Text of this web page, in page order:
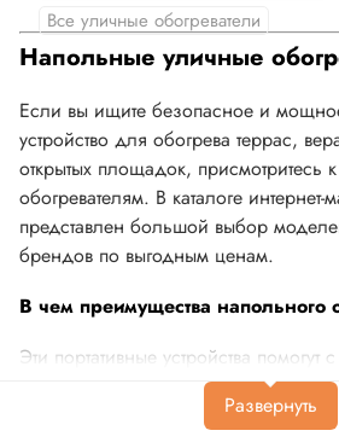
Все уличные обогреватели
Напольные уличные
Если вы ищите безопасное и
устройство для обогрева террас,
открытых площадок,
обогревателям. В каталоге
представлен большой выбор
брендов по выгодным ценам.
В чем преимущества напольного
Эти портативные устройства помогут
задачу зонального обогрева
площади. Один такой обогреватель